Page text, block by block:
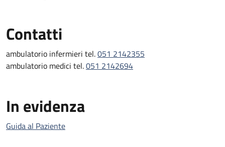
Contatti
ambulatorio infermieri tel.051 2142355
ambulatorio medici tel.051 2142694
In evidenza
Guida al Paziente